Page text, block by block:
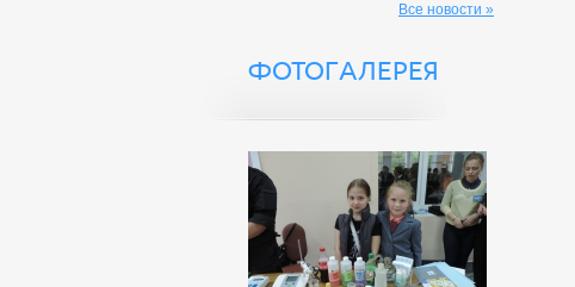
Все новости »
ФОТОГАЛЕРЕЯ